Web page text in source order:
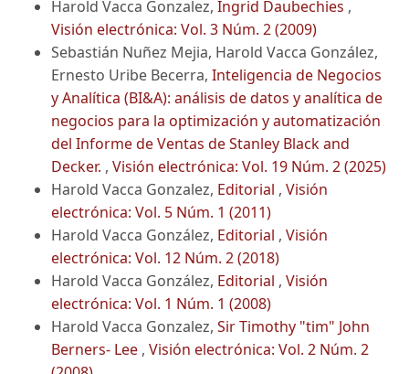
Harold Vacca Gonzalez, Ingrid Daubechies ,
Visión electrónica: Vol. 3 Núm. 2 (2009)
Sebastián Nuñez Mejia, Harold Vacca González,
Ernesto Uribe Becerra, Inteligencia de Negocios
y Analítica (BI&A): análisis de datos y analítica de
negocios para la optimización y automatización
del Informe de Ventas de Stanley Black and
Decker. , Visión electrónica: Vol. 19 Núm. 2 (2025)
Harold Vacca Gonzalez, Editorial , Visión
electrónica: Vol. 5 Núm. 1 (2011)
Harold Vacca González, Editorial , Visión
electrónica: Vol. 12 Núm. 2 (2018)
Harold Vacca González, Editorial , Visión
electrónica: Vol. 1 Núm. 1 (2008)
Harold Vacca Gonzalez, Sir Timothy "tim" John
Berners- Lee , Visión electrónica: Vol. 2 Núm. 2